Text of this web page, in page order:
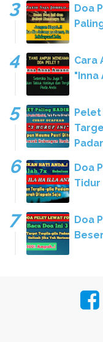
Doa
Cara
"Inna
Pelet
Doa
Tidur
Doa